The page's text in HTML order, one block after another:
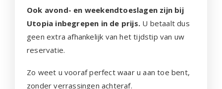
Ook avond- en weekendtoeslagen zijn bij
Utopia inbegrepen in de prijs. U betaalt dus
geen extra afhankelijk van het tijdstip van uw
reservatie.
Zo weet u vooraf perfect waar u aan toe bent,
zonder verrassingen achteraf.